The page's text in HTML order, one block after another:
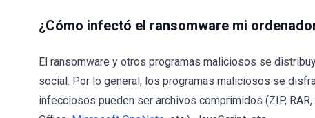
¿Cómo infectó el ransomware mi
El ransomware y otros programas maliciosos se
social. Por lo general, los programas maliciosos se
infecciosos pueden ser archivos comprimidos (ZIP,